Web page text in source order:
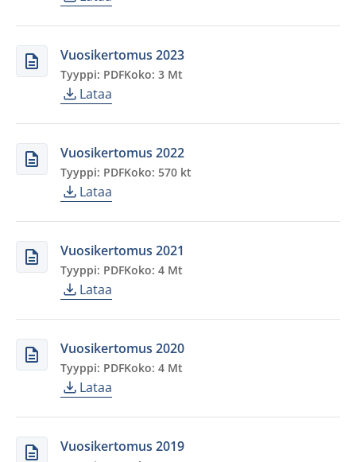
Vuosikertomus 2023
Tyyppi: PDFKoko: 3 Mt
Lataa
Vuosikertomus 2022
Tyyppi: PDFKoko: 570 kt
Lataa
Vuosikertomus 2021
Tyyppi: PDFKoko: 4 Mt
Lataa
Vuosikertomus 2020
Tyyppi: PDFKoko: 4 Mt
Lataa
Vuosikertomus 2019